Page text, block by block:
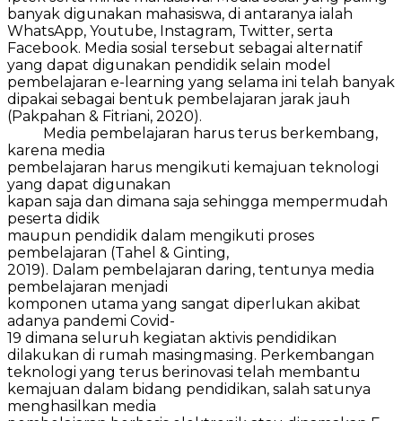
banyak digunakan mahasiswa, di antaranya ialah
WhatsApp, Youtube, Instagram, Twitter, serta
Facebook. Media sosial tersebut sebagai alternatif
yang dapat digunakan pendidik selain model
pembelajaran e-learning yang selama ini telah banyak
dipakai sebagai bentuk pembelajaran jarak jauh
(Pakpahan & Fitriani, 2020).
Media pembelajaran harus terus berkembang,
karena media
pembelajaran harus mengikuti kemajuan teknologi
yang dapat digunakan
kapan saja dan dimana saja sehingga mempermudah
peserta didik
maupun pendidik dalam mengikuti proses
pembelajaran (Tahel & Ginting,
2019). Dalam pembelajaran daring, tentunya media
pembelajaran menjadi
komponen utama yang sangat diperlukan akibat
adanya pandemi Covid-
19 dimana seluruh kegiatan aktivis pendidikan
dilakukan di rumah masingmasing. Perkembangan
teknologi yang terus berinovasi telah membantu
kemajuan dalam bidang pendidikan, salah satunya
menghasilkan media